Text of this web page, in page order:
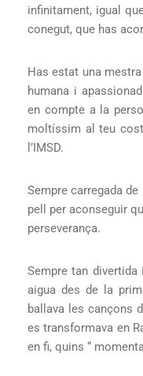
infinitament, igual
conegut, que has
Has estat una
humana i
en compte a la
moltíssim al teu
l’IMSD.
Sempre carregada
pell per aconseguir
perseverança.
Sempre tan
aigua des de la
ballava les cançons
es transformava en
en fi, quins “